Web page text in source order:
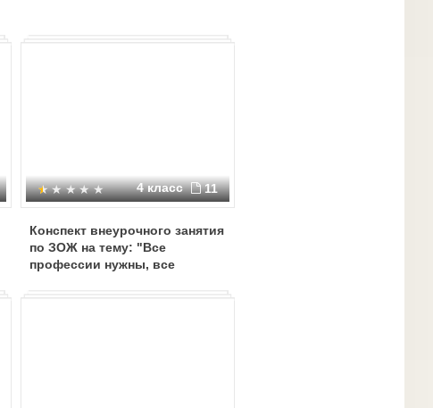
4 класс 11
Конспект внеурочного занятия
по ЗОЖ на тему: "Все
профессии нужны, все